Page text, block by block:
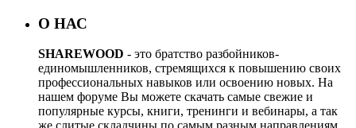
О НАС
SHAREWOOD - это братство разбойников-
единомышленников, стремящихся к повышению своих
профессиональных навыков или освоению новых. На
нашем форуме Вы можете скачать самые свежие и
популярные курсы, книги, тренинги и вебинары, а так